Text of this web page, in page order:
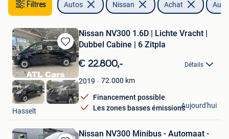
Filtres Autos Nissan Achat
Sauvegarder
dans
Mes
Favoris
Nissan NV300 1.6D | Lichte Vracht |
Dubbel Cabine | 6 Zitpla
€ 22.800,- Détails
2019 72.000 km
Financement possible
Les zones basses émissions
ATL Cars
Hasselt
Aujourd'hui
Nissan NV300 Minibus - Automaat -